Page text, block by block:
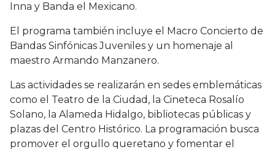
Inna y Banda el Mexicano.
El programa también incluye el Macro Concierto de
Bandas Sinfónicas Juveniles y un homenaje al
maestro Armando Manzanero.
Las actividades se realizarán en sedes emblemáticas
como el Teatro de la Ciudad, la Cineteca Rosalío
Solano, la Alameda Hidalgo, bibliotecas públicas y
plazas del Centro Histórico. La programación busca
promover el orgullo queretano y fomentar el